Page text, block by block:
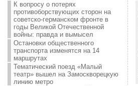
К вопросу о потерях
противоборствующих сторон на
советско-германском фронте в
годы Великой Отечественной
войны: правда и вымысел
Остановки общественного
транспорта изменятся на 14
маршрутах
Тематический поезд «Малый
театр» вышел на Замоскворецкую
линию метро